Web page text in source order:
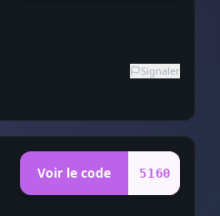
Signaler
Voir le code 5160